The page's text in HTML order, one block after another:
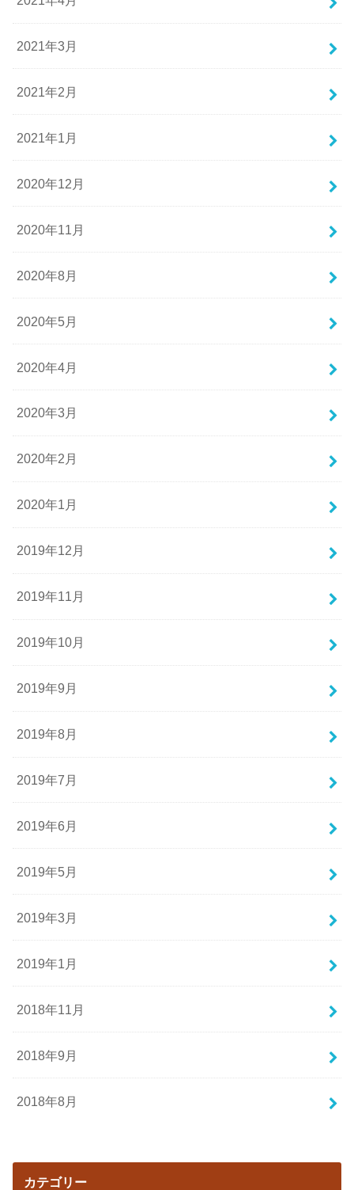
2021年3月
2021年2月
2021年1月
2020年12月
2020年11月
2020年8月
2020年5月
2020年4月
2020年3月
2020年2月
2020年1月
2019年12月
2019年11月
2019年10月
2019年9月
2019年8月
2019年7月
2019年6月
2019年5月
2019年3月
2019年1月
2018年11月
2018年9月
2018年8月
カテゴリー